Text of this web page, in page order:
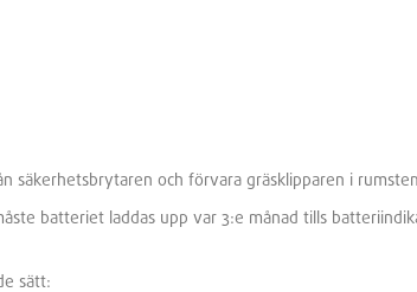
säkerhetsbrytaren och förvara gräsklipparen i
batteriet laddas upp var 3:e månad tills
sätt: